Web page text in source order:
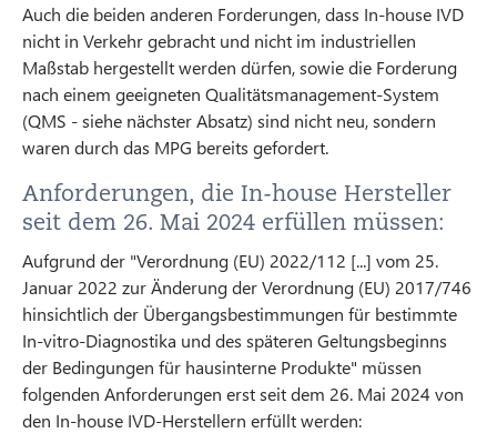
Auch die beiden anderen Forderungen, dass In-house IVD
nicht in Verkehr gebracht und nicht im industriellen
Maßstab hergestellt werden dürfen, sowie die Forderung
nach einem geeigneten Qualitätsmanagement-System
(QMS - siehe nächster Absatz) sind nicht neu, sondern
waren durch das MPG bereits gefordert.
Anforderungen, die In-house Hersteller
seit dem 26. Mai 2024 erfüllen müssen:
Aufgrund der "Verordnung (EU) 2022/112 [...] vom 25.
Januar 2022 zur Änderung der Verordnung (EU) 2017/746
hinsichtlich der Übergangsbestimmungen für bestimmte
In-vitro-Diagnostika und des späteren Geltungsbeginns
der Bedingungen für hausinterne Produkte" müssen
folgenden Anforderungen erst seit dem 26. Mai 2024 von
den In-house IVD-Herstellern erfüllt werden: